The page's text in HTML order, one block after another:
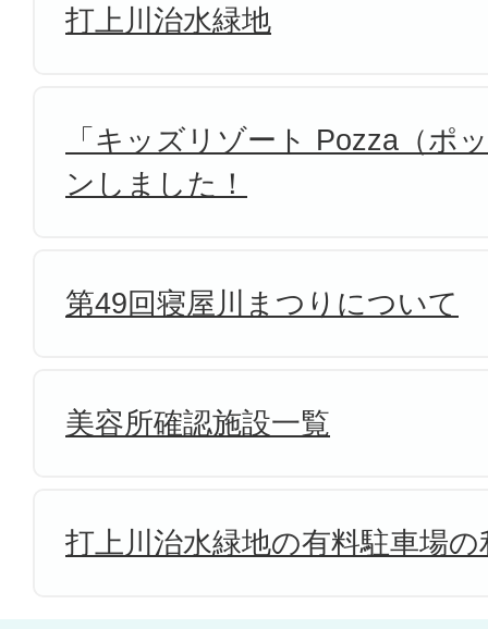
打上川治水緑地
「キッズリゾート Pozza（ポ
ンしました！
第49回寝屋川まつりについて
美容所確認施設一覧
打上川治水緑地の有料駐車場